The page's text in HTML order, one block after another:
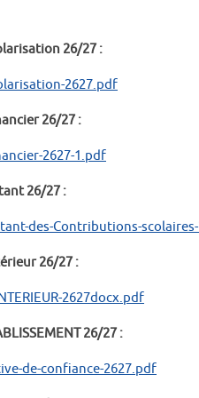
26/27 :
2627.pdf
26/27 :
2627-1.pdf
26/27 :
des-Contributions-
26/27 :
2627docx.pdf
26/27 :
de-confiance-2627.pdf